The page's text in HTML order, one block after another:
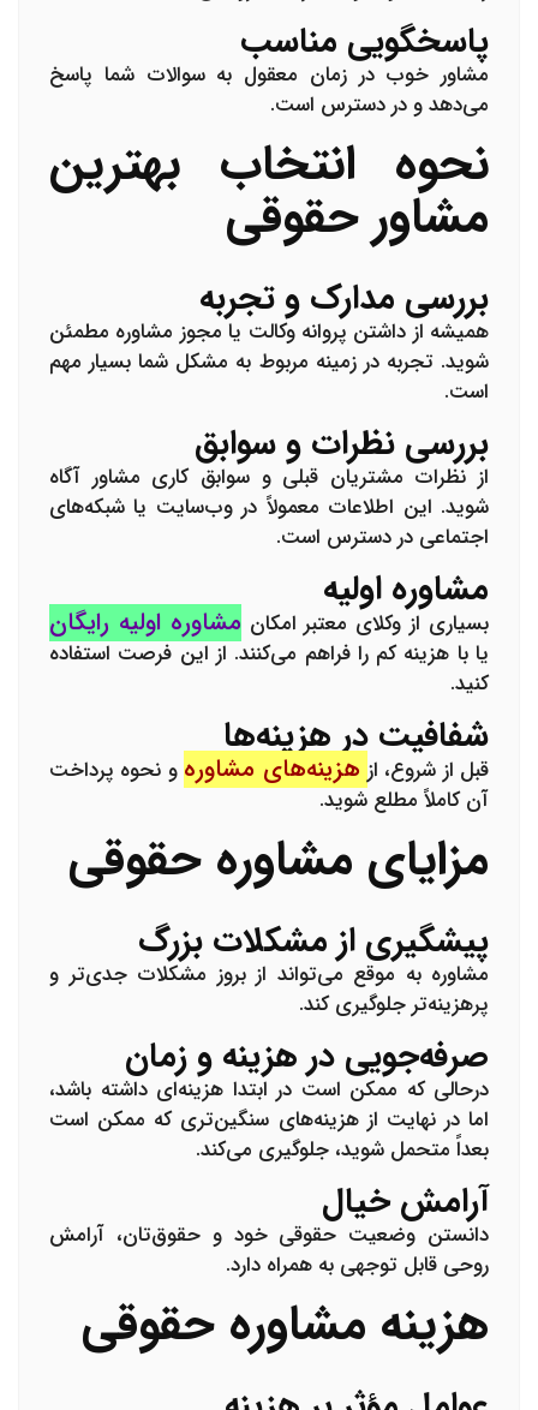
پاسخگویی مناسب
مشاور خوب در زمان معقول به سوالات شما پاسخ
می‌دهد و در دسترس است.
نحوه انتخاب بهترین
مشاور حقوقی
بررسی مدارک و تجربه
همیشه از داشتن پروانه وکالت یا مجوز مشاوره مطمئن
شوید. تجربه در زمینه مربوط به مشکل شما بسیار مهم
است.
بررسی نظرات و سوابق
از نظرات مشتریان قبلی و سوابق کاری مشاور آگاه
شوید. این اطلاعات معمولاً در وب‌سایت یا شبکه‌های
اجتماعی در دسترس است.
مشاوره اولیه
بسیاری از وکلای معتبر امکان مشاوره اولیه رایگان
یا با هزینه کم را فراهم می‌کنند. از این فرصت استفاده
کنید.
شفافیت در هزینه‌ها
قبل از شروع، از هزینه‌های مشاوره و نحوه پرداخت
آن کاملاً مطلع شوید.
مزایای مشاوره حقوقی
پیشگیری از مشکلات بزرگ
مشاوره به موقع می‌تواند از بروز مشکلات جدی‌تر و
پرهزینه‌تر جلوگیری کند.
صرفه‌جویی در هزینه و زمان
درحالی که ممکن است در ابتدا هزینه‌ای داشته باشد،
اما در نهایت از هزینه‌های سنگین‌تری که ممکن است
بعداً متحمل شوید، جلوگیری می‌کند.
آرامش خیال
دانستن وضعیت حقوقی خود و حقوق‌تان، آرامش
روحی قابل توجهی به همراه دارد.
هزینه مشاوره حقوقی